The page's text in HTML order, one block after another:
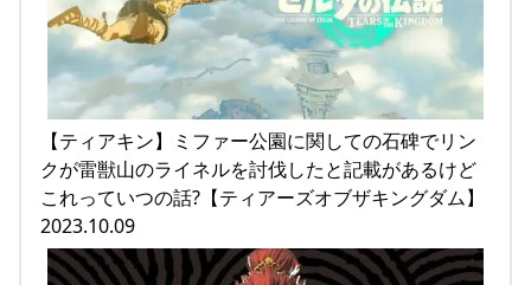
【ティアキン】ミファー公園に関しての石碑でリン
クが雷獣山のライネルを討伐したと記載があるけど
これっていつの話?【ティアーズオブザキングダム】
2023.10.09